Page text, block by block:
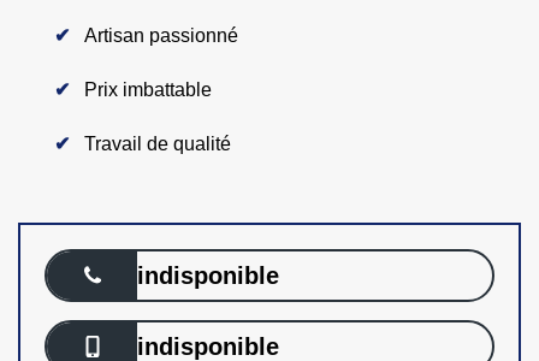
Artisan passionné
Prix imbattable
Travail de qualité
indisponible
indisponible